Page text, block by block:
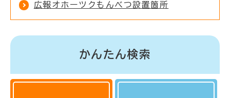
広報オホーツクもんべつ設置箇所
かんたん検索